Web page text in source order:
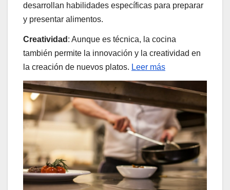
desarrollan habilidades específicas para preparar
y presentar alimentos.
Creatividad : Aunque es técnica, la cocina
también permite la innovación y la creatividad en
la creación de nuevos platos. Leer más